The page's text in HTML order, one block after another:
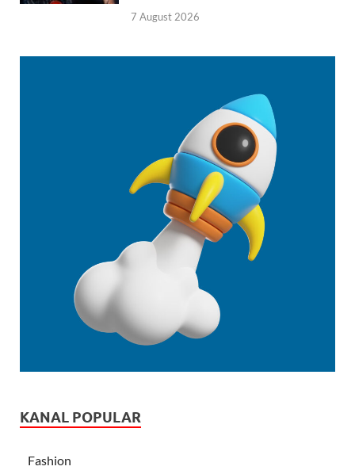
7 August 2026
KANAL POPULAR
Fashion